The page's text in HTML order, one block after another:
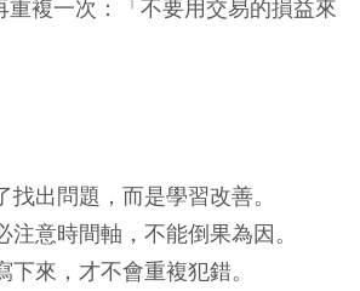
重複一次：「不要用交易的損益來
出問題，而是學習改善。
意時間軸，不能倒果為因。
來，才不會重複犯錯。